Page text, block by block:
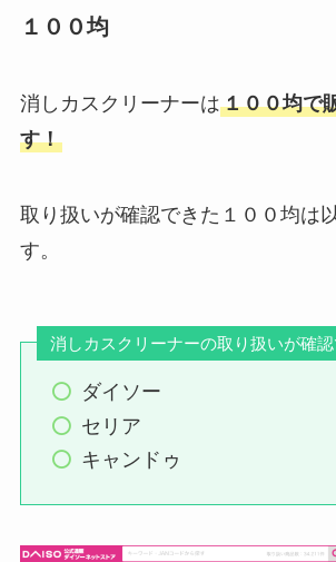
１００均
消しカスクリーナーは１００均で
す！
取り扱いが確認できた１００均は
す。
消しカスクリーナーの取り扱いが確
ダイソー
セリア
キャンドゥ